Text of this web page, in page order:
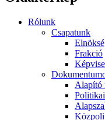
Rólunk
Csapatunk
Frakció
Alapító